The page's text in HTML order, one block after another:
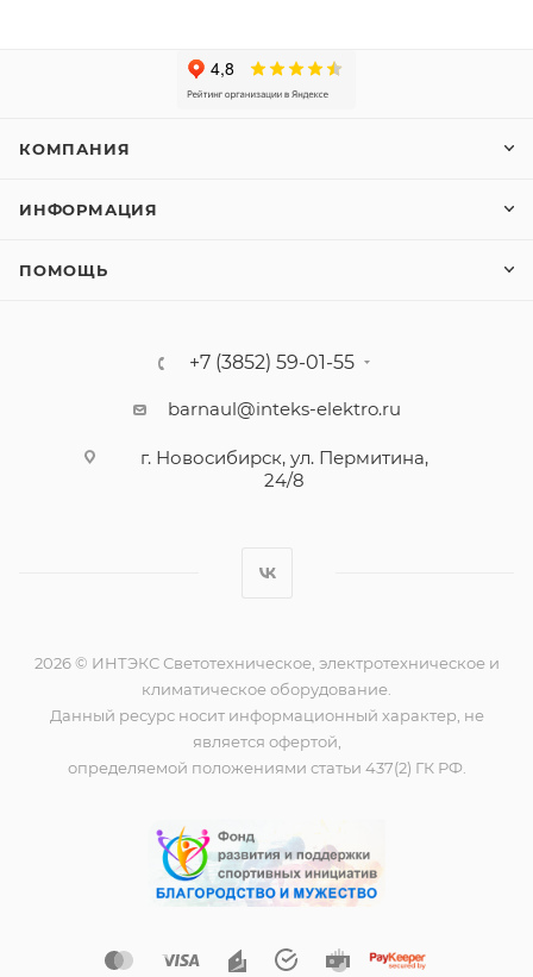
КОМПАНИЯ
ИНФОРМАЦИЯ
ПОМОЩЬ
+7 (3852) 59-01-55
barnaul@inteks-elektro.ru
г. Новосибирск, ул. Пермитина,
24/8
2026 © ИНТЭКС Светотехническое, электротехническое и
климатическое оборудование.
Данный ресурс носит информационный характер, не
является офертой,
определяемой положениями статьи 437(2) ГК РФ.